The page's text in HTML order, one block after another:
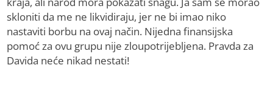
skloniti da me ne likvidiraju, jer ne bi imao niko
nastaviti borbu na ovaj način. Nijedna finansijska
pomoć za ovu grupu nije zloupotrijebljena. Pravda za
Davida neće nikad nestati!